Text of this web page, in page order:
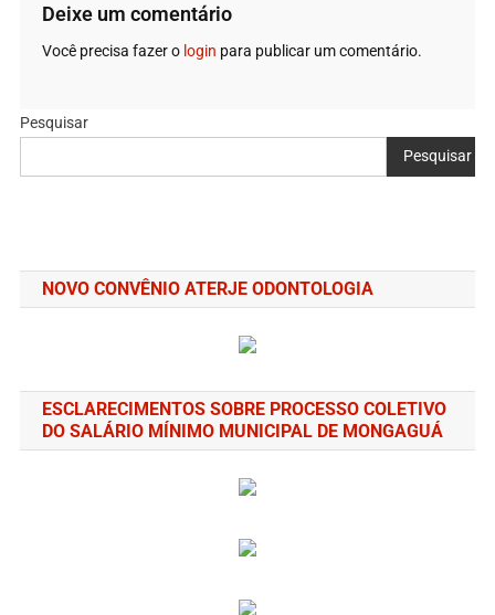
Deixe um comentário
Você precisa fazer o login para publicar um comentário.
Pesquisar
Pesquisar
NOVO CONVÊNIO ATERJE ODONTOLOGIA
ESCLARECIMENTOS SOBRE PROCESSO COLETIVO
DO SALÁRIO MÍNIMO MUNICIPAL DE MONGAGUÁ